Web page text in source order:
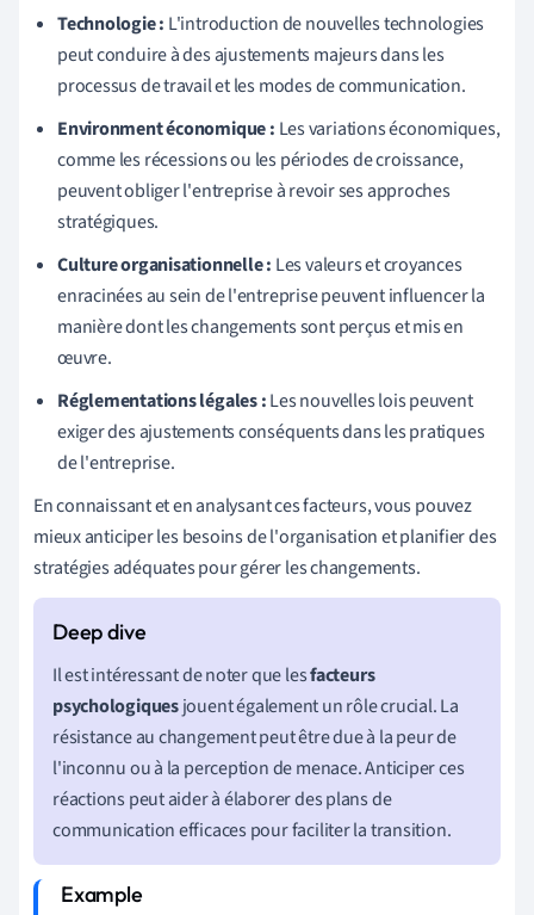
Technologie : L'introduction de nouvelles technologies
peut conduire à des ajustements majeurs dans les
processus de travail et les modes de communication.
Environment économique : Les variations économiques,
comme les récessions ou les périodes de croissance,
peuvent obliger l'entreprise à revoir ses approches
stratégiques.
Culture organisationnelle : Les valeurs et croyances
enracinées au sein de l'entreprise peuvent influencer la
manière dont les changements sont perçus et mis en
œuvre.
Réglementations légales :Les nouvelles lois peuvent
exiger des ajustements conséquents dans les pratiques
de l'entreprise.
En connaissant et en analysant ces facteurs, vous pouvez
mieux anticiper les besoins de l'organisation et planifier des
stratégies adéquates pour gérer les changements.
Il est intéressant de noter que lesfacteurs
psychologiquesjouent également un rôle crucial. La
résistance au changement peut être due à la peur de
l'inconnu ou à la perception de menace. Anticiper ces
réactions peut aider à élaborer des plans de
communication efficaces pour faciliter la transition.